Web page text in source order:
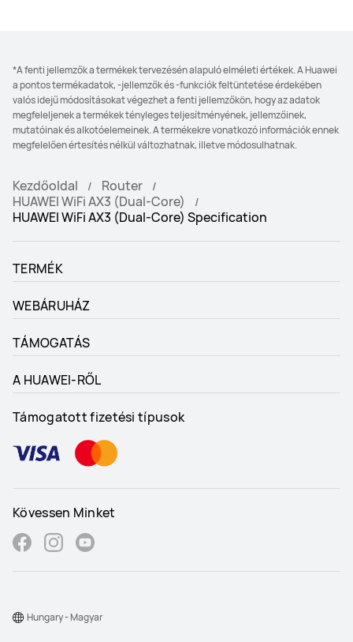
*A fenti jellemzők a termékek tervezésén alapuló elméleti értékek. A Huawei
a pontos termékadatok, -jellemzők és -funkciók feltüntetése érdekében
valós idejű módosításokat végezhet a fenti jellemzőkön, hogy az adatok
megfeleljenek a termékek tényleges teljesítményének, jellemzőinek,
mutatóinak és alkotóelemeinek. A termékekre vonatkozó információk ennek
megfelelően értesítés nélkül változhatnak, illetve módosulhatnak.
Kezdőoldal
Router
HUAWEI WiFi AX3 (Dual-Core)
HUAWEI WiFi AX3 (Dual-Core) Specification
TERMÉK
WEBÁRUHÁZ
TÁMOGATÁS
A HUAWEI-RŐL
Támogatott fizetési típusok
Kövessen Minket
Hungary - Magyar